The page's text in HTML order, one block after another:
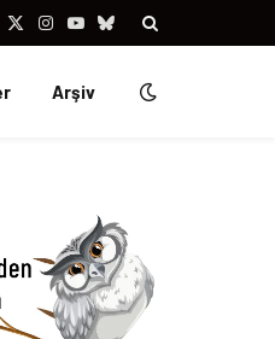
X
Instagram
YouTubeBluesky
Arşiv